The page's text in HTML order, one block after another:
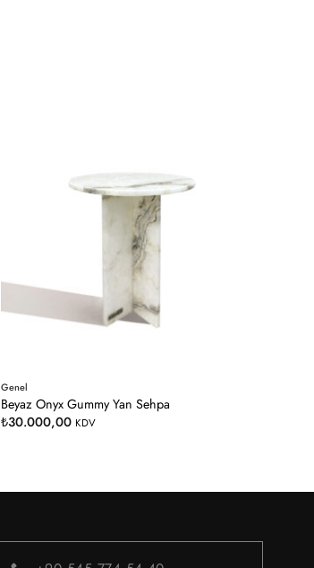
Genel
Beyaz Onyx Gummy Yan Sehpa
₺30.000,00 KDV